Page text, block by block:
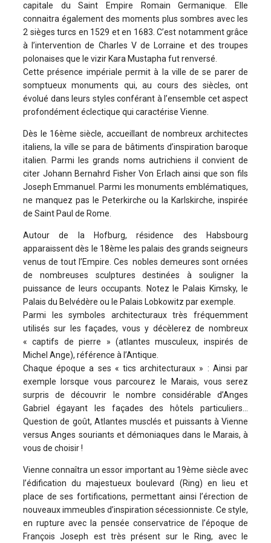
capitale du Saint Empire Romain Germanique. Elle
connaitra également des moments plus sombres avec les
2 sièges turcs en 1529 et en 1683. C’est notamment grâce
à l’intervention de Charles V de Lorraine et des troupes
polonaises que le vizir Kara Mustapha fut renversé.
Cette présence impériale permit à la ville de se parer de
somptueux monuments qui, au cours des siècles, ont
évolué dans leurs styles conférant à l’ensemble cet aspect
profondément éclectique qui caractérise Vienne.
Dès le 16ème siècle, accueillant de nombreux architectes
italiens, la ville se para de bâtiments d’inspiration baroque
italien. Parmi les grands noms autrichiens il convient de
citer Johann Bernahrd Fisher Von Erlach ainsi que son fils
Joseph Emmanuel. Parmi les monuments emblématiques,
ne manquez pas le Peterkirche ou la Karlskirche, inspirée
de Saint Paul de Rome.
Autour de la Hofburg, résidence des Habsbourg
apparaissent dès le 18ème les palais des grands seigneurs
venus de tout l’Empire. Ces nobles demeures sont ornées
de nombreuses sculptures destinées à souligner la
puissance de leurs occupants. Notez le Palais Kimsky, le
Palais du Belvédère ou le Palais Lobkowitz par exemple.
Parmi les symboles architecturaux très fréquemment
utilisés sur les façades, vous y décèlerez de nombreux
« captifs de pierre » (atlantes musculeux, inspirés de
Michel Ange), référence à l’Antique.
Chaque époque a ses « tics architecturaux » : Ainsi par
exemple lorsque vous parcourez le Marais, vous serez
surpris de découvrir le nombre considérable d’Anges
Gabriel égayant les façades des hôtels particuliers…
Question de goût, Atlantes musclés et puissants à Vienne
versus Anges souriants et démoniaques dans le Marais, à
vous de choisir !
Vienne connaîtra un essor important au 19ème siècle avec
l’édification du majestueux boulevard (Ring) en lieu et
place de ses fortifications, permettant ainsi l’érection de
nouveaux immeubles d’inspiration sécessionniste. Ce style,
en rupture avec la pensée conservatrice de l’époque de
François Joseph est très présent sur le Ring, avec le